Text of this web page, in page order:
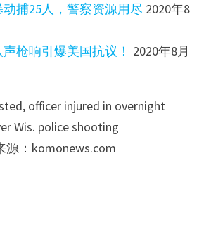
捕25人，警察资源用尽 2020年8
枪响引爆美国抗议！ 2020年8月
officer injured in overnight
Wis. police shooting
：komonews.com